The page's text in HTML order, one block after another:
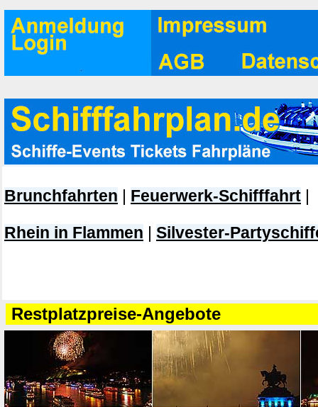
Brunchfahrten Feuerwerk-Schifffahrt
Rhein in Flammen Silvester-
Restplatzpreise-Angebote